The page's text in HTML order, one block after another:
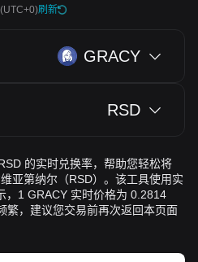
(UTC+0)刷新
GRACY
RSD
的实时兑换率，帮助您轻松将
亚第纳尔（RSD）。该工具使用实
，1 GRACY 实时价格为 0.2814
繁，建议您交易前再次返回本页面